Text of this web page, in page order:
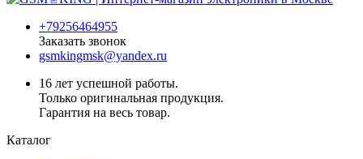
+79256464955
Заказать звонок
gsmkingmsk@yandex.ru
16 лет успешной работы.
Только оригинальная продукция.
Гарантия на весь товар.
Каталог